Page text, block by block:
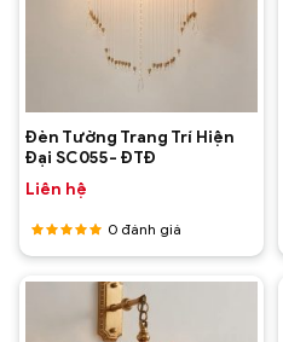
Đèn Tường Trang Trí Hiện
Đại SC055- ĐTĐ
Liên hệ
Được
xếp hạng
0 đánh giá